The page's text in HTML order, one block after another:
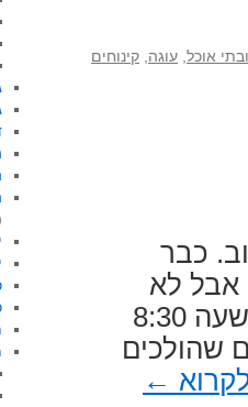
אוכל עוגה קינוחים
כבר
אבל לא
ספרתי על העיטושים שלו. מתישהו בסביבות השעה 8:30
שהולכים
←